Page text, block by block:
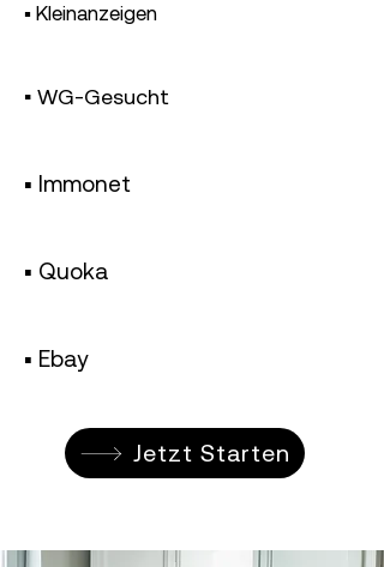
▪︎ Kleinanzeigen
▪︎ WG-Gesucht
▪︎ Immonet
▪︎ Quoka
▪︎ Ebay
Jetzt Starten